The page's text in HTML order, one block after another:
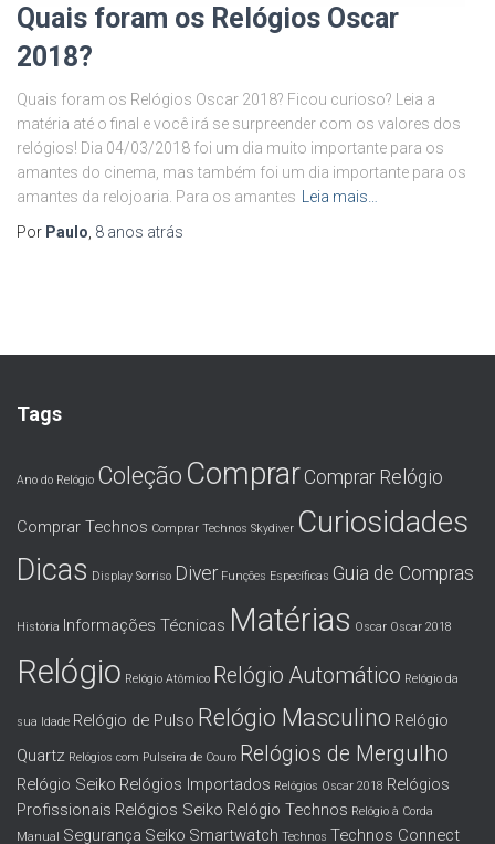
Quais foram os Relógios Oscar
2018?
Quais foram os Relógios Oscar 2018? Ficou curioso? Leia a
matéria até o final e você irá se surpreender com os valores dos
relógios! Dia 04/03/2018 foi um dia muito importante para os
amantes do cinema, mas também foi um dia importante para os
amantes da relojoaria. Para os amantes
Leia mais…
Por Paulo 8 anos atrás
Tags
Ano do Relógio Coleção Comprar Comprar Relógio
Comprar Technos Comprar Technos Skydiver Curiosidades
Dicas Display Sorriso Diver Funções Específicas Guia de Compras
História Informações Técnicas Matérias Oscar Oscar 2018
Relógio Relógio Atômico Relógio Automático Relógio da
sua Idade Relógio de Pulso Relógio Masculino Relógio
Quartz Relógios com Pulseira de Couro Relógios de Mergulho
Relógio Seiko Relógios Importados Relógios Oscar 2018 Relógios
Profissionais Relógios Seiko Relógio Technos Relógio à Corda
Manual Segurança Seiko Smartwatch Technos Technos Connect